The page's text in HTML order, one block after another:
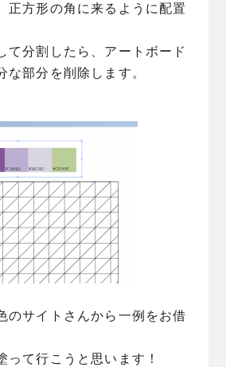
正方形の角に来るように配置
て分割したら、アートボード
な部分を削除します。
のサイトさんから一例をお借
って行こうと思います！